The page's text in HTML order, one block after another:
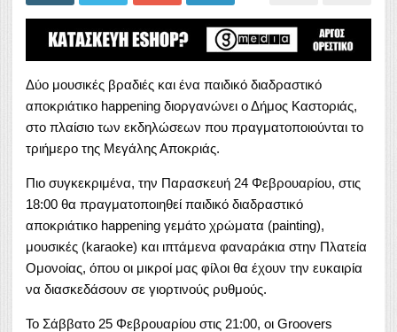
Δύο μουσικές βραδιές και ένα παιδικό διαδραστικό
αποκριάτικο happening διοργανώνει ο Δήμος Καστοριάς,
στο πλαίσιο των εκδηλώσεων που πραγματοποιούνται το
τριήμερο της Μεγάλης Αποκριάς.
Πιο συγκεκριμένα, την Παρασκευή 24 Φεβρουαρίου, στις
18:00 θα πραγματοποιηθεί παιδικό διαδραστικό
αποκριάτικο happening γεμάτο χρώματα (painting),
μουσικές (karaoke) και ιπτάμενα φαναράκια στην Πλατεία
Ομονοίας, όπου οι μικροί μας φίλοι θα έχουν την ευκαιρία
να διασκεδάσουν σε γιορτινούς ρυθμούς.
Το Σάββατο 25 Φεβρουαρίου στις 21:00, οι Groovers